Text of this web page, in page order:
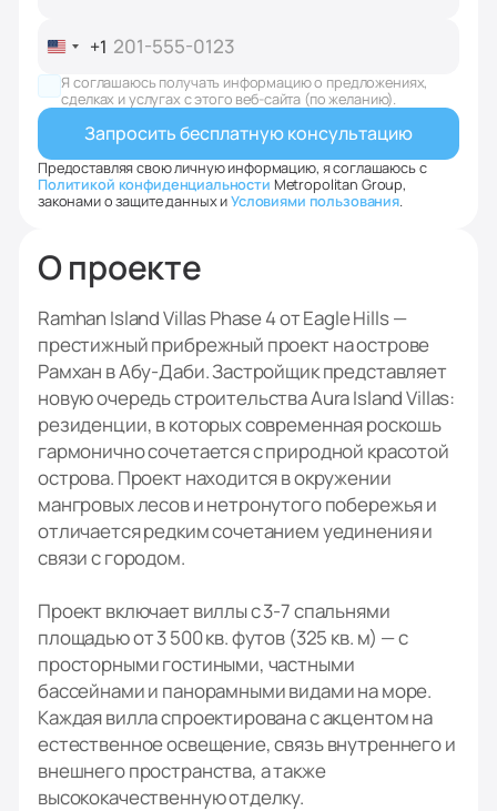
О проекте
Ramhan Island Villas Phase 4 от Eagle Hills —
престижный прибрежный проект на острове
Рамхан в Абу-Даби. Застройщик представляет
новую очередь строительства Aura Island Villas:
резиденции, в которых современная роскошь
гармонично сочетается с природной красотой
острова. Проект находится в окружении
мангровых лесов и нетронутого побережья и
отличается редким сочетанием уединения и
связи с городом.
Проект включает виллы с 3-7 спальнями
площадью от 3 500 кв. футов (325 кв. м) — с
просторными гостиными, частными
бассейнами и панорамными видами на море.
Каждая вилла спроектирована с акцентом на
естественное освещение, связь внутреннего и
внешнего пространства, а также
высококачественную отделку.
United
States
+1
+1
Я соглашаюсь получать информацию о предложениях,
сделках и услугах с этого веб-сайта (по желанию).
Предоставляя свою личную информацию, я соглашаюсь с
Политикой конфиденциальности Metropolitan Group,
законами о защите данных иУсловиями пользования.